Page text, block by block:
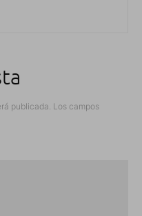
publicada. Los campos